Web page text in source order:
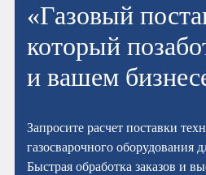
«Газовый
который
и вашем
Запросите расчет поставки
газосварочного оборудования
Быстрая обработка заказов и